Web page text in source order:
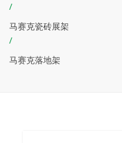
/
马赛克瓷砖展架
/
马赛克落地架